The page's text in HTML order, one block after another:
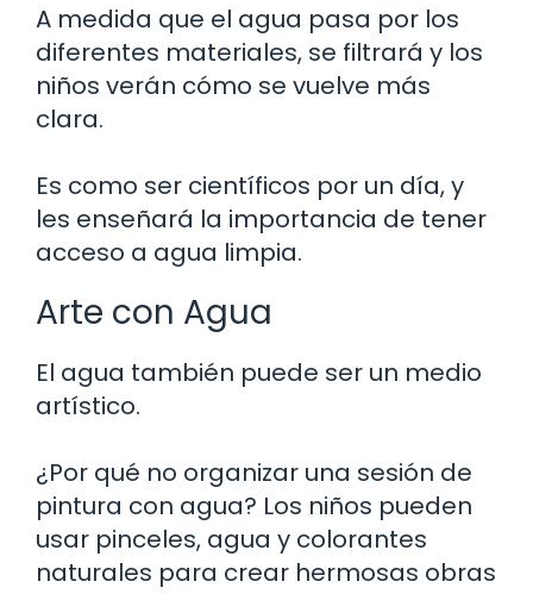
A medida que el agua pasa por los
diferentes materiales, se filtrará y los
niños verán cómo se vuelve más
clara.
Es como ser científicos por un día, y
les enseñará la importancia de tener
acceso a agua limpia.
Arte con Agua
El agua también puede ser un medio
artístico.
¿Por qué no organizar una sesión de
pintura con agua? Los niños pueden
usar pinceles, agua y colorantes
naturales para crear hermosas obras